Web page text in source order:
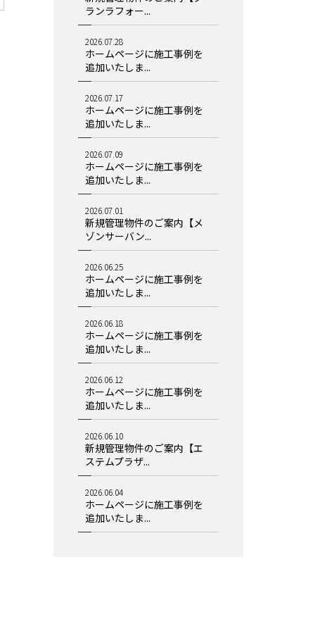
ランラフォー...
2026.07.28
ホームページに施工事例を
追加いたしま...
2026.07.17
ホームページに施工事例を
追加いたしま...
2026.07.09
ホームページに施工事例を
追加いたしま...
2026.07.01
新規管理物件のご案内【メ
ゾンサーバン...
2026.06.25
ホームページに施工事例を
追加いたしま...
2026.06.18
ホームページに施工事例を
追加いたしま...
2026.06.12
ホームページに施工事例を
追加いたしま...
2026.06.10
新規管理物件のご案内【エ
ステムプラザ...
2026.06.04
ホームページに施工事例を
追加いたしま...